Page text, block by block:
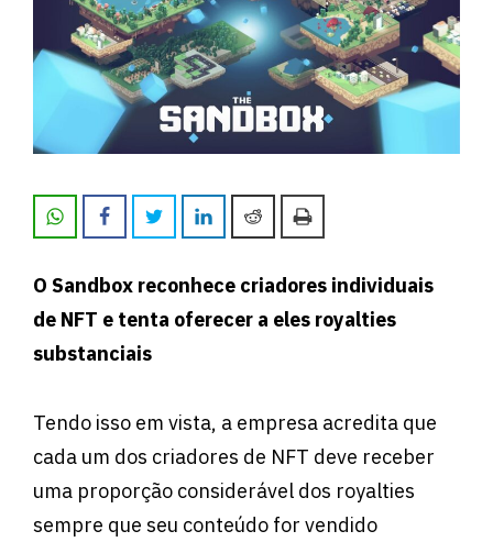
O Sandbox reconhece criadores individuais
de NFT e tenta oferecer a eles royalties
substanciais
Tendo isso em vista, a empresa acredita que
cada um dos criadores de NFT deve receber
uma proporção considerável dos royalties
sempre que seu conteúdo for vendido